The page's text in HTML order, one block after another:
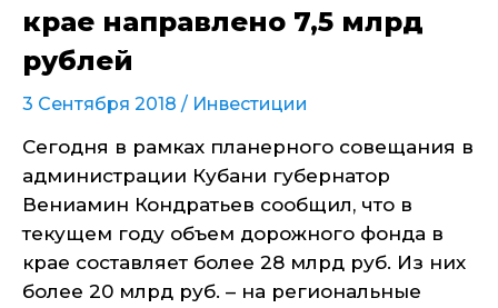
крае направлено 7,5 млрд
рублей
3 Сентября 2018 / Инвестиции
Сегодня в рамках планерного совещания в
администрации Кубани губернатор
Вениамин Кондратьев сообщил, что в
текущем году объем дорожного фонда в
крае составляет более 28 млрд руб. Из них
более 20 млрд руб. – на региональные